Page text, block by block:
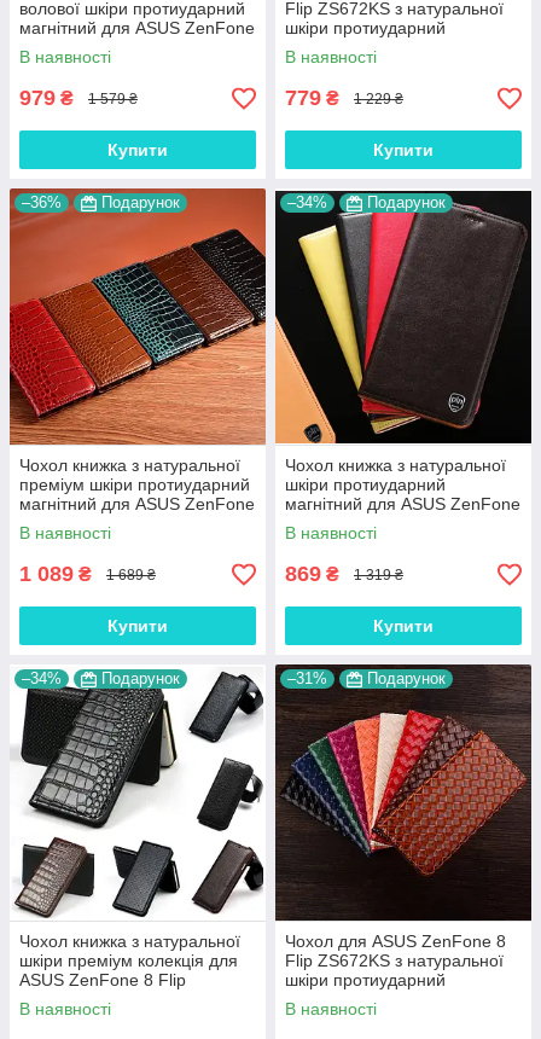
волової шкіри протиударний
магнітний для ASUS ZenFone
8 Flip ZS672KS "BULL"
В наявності
979 ₴ 1 579 ₴
Купити
Flip ZS672KS з натуральної
шкіри протиударний
магнітний книжка "LUXOR"
В наявності
779 ₴ 1 229 ₴
Купити
–36% Подарунок
Чохол книжка з натуральної
преміум шкіри протиударний
магнітний для ASUS ZenFone
8 Flip ZS672KS "CROCODILE"
В наявності
1 089 ₴ 1 689 ₴
Купити
–34% Подарунок
Чохол книжка з натуральної
шкіри протиударний
магнітний для ASUS ZenFone
8 Flip ZS672KS "CLASIC"
В наявності
869 ₴ 1 319 ₴
Купити
–34% Подарунок
Чохол книжка з натуральної
шкіри преміум колекція для
ASUS ZenFone 8 Flip
ZS672KS "SIGNATURE"
В наявності
–31% Подарунок
Чохол для ASUS ZenFone 8
Flip ZS672KS з натуральної
шкіри протиударний
магнітний книжка "VENETTA"
В наявності